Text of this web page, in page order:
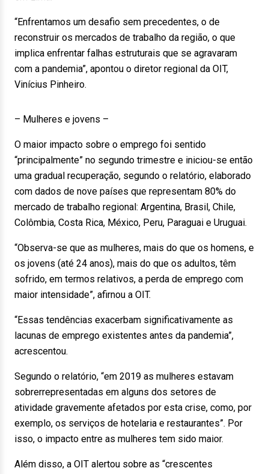
“Enfrentamos um desafio sem precedentes, o de
reconstruir os mercados de trabalho da região, o que
implica enfrentar falhas estruturais que se agravaram
com a pandemia”, apontou o diretor regional da OIT,
Vinícius Pinheiro.
– Mulheres e jovens –
O maior impacto sobre o emprego foi sentido
“principalmente” no segundo trimestre e iniciou-se então
uma gradual recuperação, segundo o relatório, elaborado
com dados de nove países que representam 80% do
mercado de trabalho regional: Argentina, Brasil, Chile,
Colômbia, Costa Rica, México, Peru, Paraguai e Uruguai.
“Observa-se que as mulheres, mais do que os homens, e
os jovens (até 24 anos), mais do que os adultos, têm
sofrido, em termos relativos, a perda de emprego com
maior intensidade”, afirnou a OIT.
“Essas tendências exacerbam significativamente as
lacunas de emprego existentes antes da pandemia”,
acrescentou.
Segundo o relatório, “em 2019 as mulheres estavam
sobrerrepresentadas em alguns dos setores de
atividade gravemente afetados por esta crise, como, por
exemplo, os serviços de hotelaria e restaurantes”. Por
isso, o impacto entre as mulheres tem sido maior.
Além disso, a OIT alertou sobre as “crescentes